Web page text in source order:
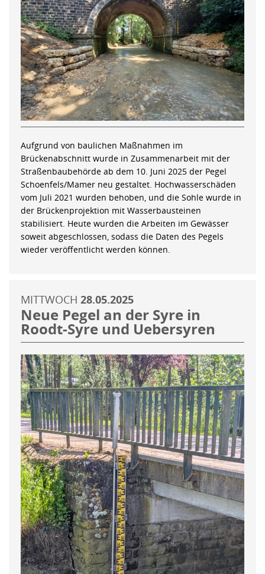
Aufgrund von baulichen Maßnahmen im
Brückenabschnitt wurde in Zusammenarbeit mit der
Straßenbaubehörde ab dem 10. Juni 2025 der Pegel
Schoenfels/Mamer neu gestaltet. Hochwasserschäden
vom Juli 2021 wurden behoben, und die Sohle wurde in
der Brückenprojektion mit Wasserbausteinen
stabilisiert. Heute wurden die Arbeiten im Gewässer
soweit abgeschlossen, sodass die Daten des Pegels
wieder veröffentlicht werden können.
MITTWOCH 28.05.2025
Neue Pegel an der Syre in
Roodt-Syre und Uebersyren